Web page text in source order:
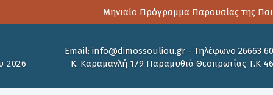
Μηνιαίο Πρόγραμμα Παρουσίας της
2026
Email: info@dimossouliou.gr - Τηλέφωνο 26663
Κ. Καραμανλή 179 Παραμυθιά Θεσπρωτίας Τ.Κ